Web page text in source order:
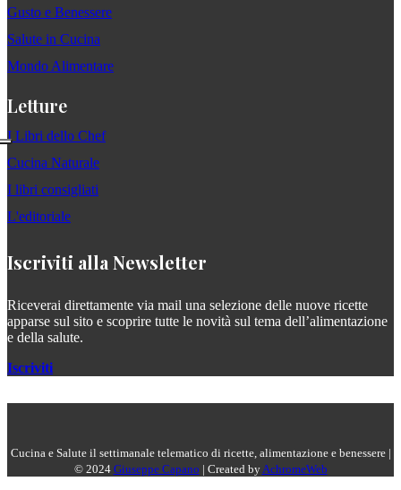
Gusto e Benessere
Salute in Cucina
Mondo Alimentare
Letture
I Libri dello Chef
Cucina Naturale
I libri consigliati
L'editoriale
Iscriviti alla Newsletter
Riceverai direttamente via mail una selezione delle nuove ricette
apparse sul sito e scoprire tutte le novità sul tema dell’alimentazione
e della salute.
Iscriviti
Cucina e Salute il settimanale telematico di ricette, alimentazione e benessere |
© 2024 Giuseppe Capano | Created byAchromeWeb